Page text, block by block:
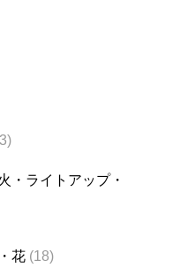
・ライトアップ・
花 (18)